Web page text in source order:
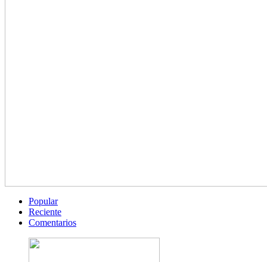
Popular
Reciente
Comentarios